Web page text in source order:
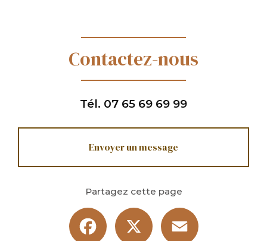
Contactez-nous
Tél. 07 65 69 69 99
Envoyer un message
Partagez cette page
Facebook